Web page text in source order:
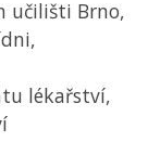
učilišti Brno,
lékařství,